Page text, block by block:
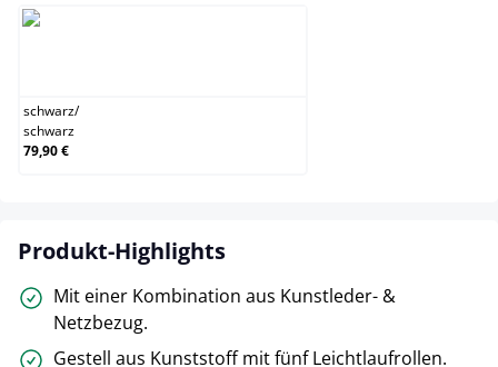
schwarz/
schwarz
79,90 €
Produkt-Highlights
Mit einer Kombination aus Kunstleder- &
Netzbezug.
Gestell aus Kunststoff mit fünf Leichtlaufrollen.